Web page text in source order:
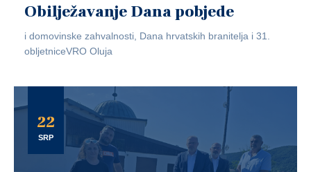
Obilježavanje Dana pobjede
i domovinske zahvalnosti, Dana hrvatskih branitelja i 31.
obljetniceVRO Oluja
22
SRP